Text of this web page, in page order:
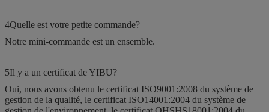
4Quelle est votre petite commande?
Notre mini-commande est un ensemble.
5Il y a un certificat de YIBU?
Oui, nous avons obtenu le certificat ISO9001:2008 du système de
gestion de la qualité, le certificat ISO14001:2004 du système de